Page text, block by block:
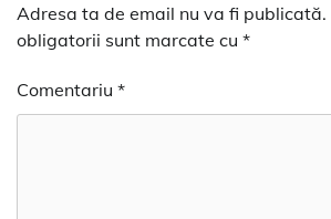
Adresa ta de email nu va fi publicată.
obligatorii sunt marcate cu *
Comentariu *